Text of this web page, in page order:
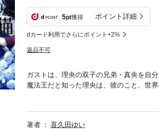
5pt獲得 ポイント詳細
dカード利用でさらにポイント+2%
返品不可
ガストは、理央の双子の兄弟・真央を自
魔法王だと知った理央は、彼のこと、世
れそうになったターニャを守ってその
著者
喜久田ゆい